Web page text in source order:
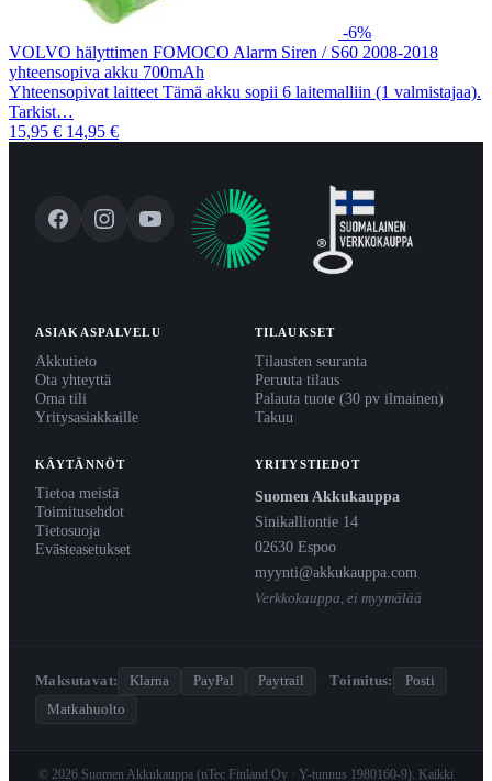
-6%
VOLVO hälyttimen FOMOCO Alarm Siren / S60 2008-2018
yhteensopiva akku 700mAh
Yhteensopivat laitteet Tämä akku sopii 6 laitemalliin (1 valmistajaa).
Tarkist…
15,95 € 14,95 €
ASIAKASPALVELU
Akkutieto
Ota yhteyttä
Oma tili
Yritysasiakkaille
TILAUKSET
Tilausten seuranta
Peruuta tilaus
Palauta tuote (30 pv ilmainen)
Takuu
KÄYTÄNNÖT
Tietoa meistä
Toimitusehdot
Tietosuoja
Evästeasetukset
YRITYSTIEDOT
Suomen Akkukauppa
Sinikalliontie 14
02630 Espoo
myynti@akkukauppa.com
Verkkokauppa, ei myymälää
Maksutavat: Klarna PayPal Paytrail · Toimitus:
Posti
Matkahuolto
© 2026 Suomen Akkukauppa (nTec Finland Oy · Y-tunnus 1980160-9). Kaikki